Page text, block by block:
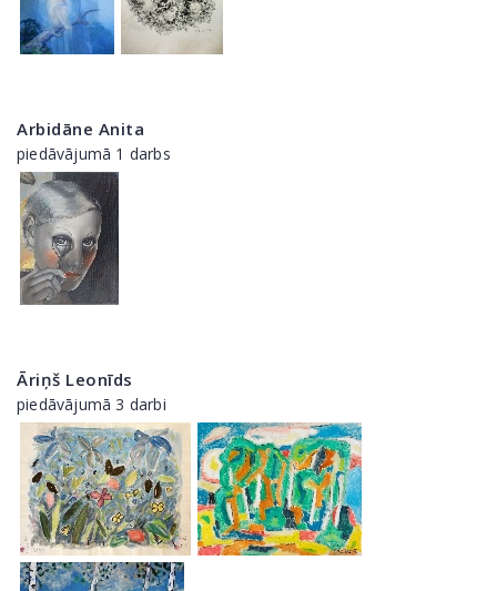
Arbidāne Anita
piedāvājumā 1 darbs
Āriņš Leonīds
piedāvājumā 3 darbi